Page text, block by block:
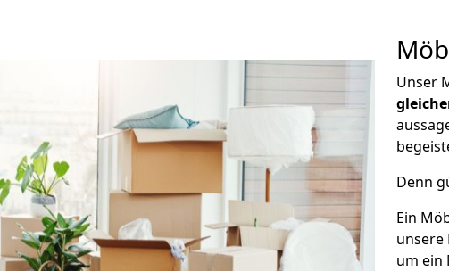
Unser
Denn
Ein
unsere
um ein